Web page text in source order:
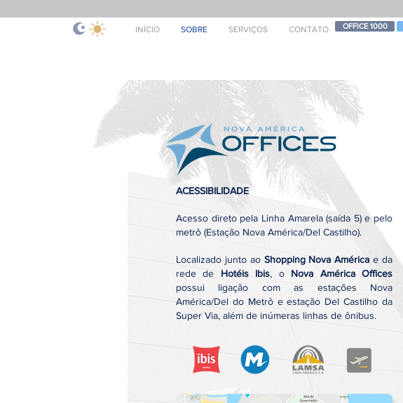
INÍCIO SOBRE SERVIÇOS CONTATO OFFICE 1000
ACESSIBILIDADE
Acesso direto pela Linha Amarela (saída 5) e pelo
metrô (Estação Nova América/Del Castilho).
Localizado junto ao Shopping Nova América e da
rede de Hotéis Ibis, o Nova América Offices
possui ligação com as estações Nova
América/Del do Metrô e estação Del Castilho da
Super Via, além de inúmeras linhas de ônibus.